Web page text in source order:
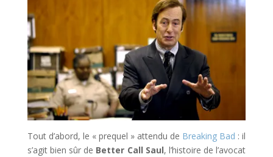
Tout d’abord, le « prequel » attendu de Breaking Bad : il
s’agit bien sûr de Better Call Saul, l’histoire de l’avocat